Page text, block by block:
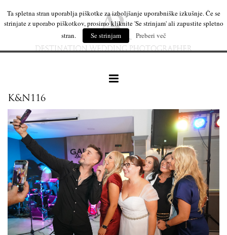
leseni izdelki
mi
K&N116
Ta spletna stran uporablja piškotke za izboljšanje uporabniške izkušnje. Če se
strinjate z uporabo piškotkov, prosimo kliknite 'Se strinjam' ali zapustite spletno
stran.
Se strinjam Preberi več